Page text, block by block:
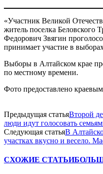
«Участник Великой
житель поселка Беловского
Федорович Звягин
принимает участие в
Выборы в Алтайском крае
по местному времени.
Фото предоставлено
Предыдущая статьяВторой
люди идут голосовать
Следующая статьяВ
участках вкусно и весело.
СХОЖИЕ СТАТЬИ